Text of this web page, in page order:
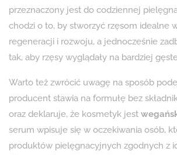
przeznaczony jest do codziennej
chodzi o to, by stworzyć rzęsom idealne
regeneracji i rozwoju, a jednocześnie
tak, aby rzęsy wyglądały na bardziej
Warto też zwrócić uwagę na sposób
producent stawia na formułę bez
oraz deklaruje, że kosmetyk jest
serum wpisuje się w oczekiwania osób,
produktów pielęgnacyjnych zgodnych z